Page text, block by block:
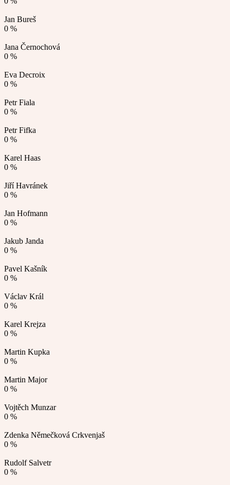
Jan Bureš
0 %
Jana Černochová
0 %
Eva Decroix
0 %
Petr Fiala
0 %
Petr Fifka
0 %
Karel Haas
0 %
Jiří Havránek
0 %
Jan Hofmann
0 %
Jakub Janda
0 %
Pavel Kašník
0 %
Václav Král
0 %
Karel Krejza
0 %
Martin Kupka
0 %
Martin Major
0 %
Vojtěch Munzar
0 %
Zdenka Němečková Crkvenjaš
0 %
Rudolf Salvetr
0 %